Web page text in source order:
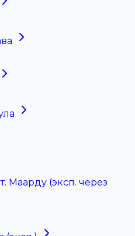
Маарду (эксп. через